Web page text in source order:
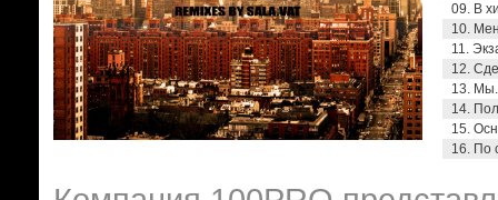
09. В
10.
11.
12.
13.
14.
15.
16. По